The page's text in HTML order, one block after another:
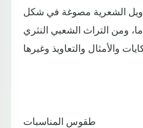
الشعرية مصوغة في شكل
ما، ومن التراث الشعبي النثري
طقوس المناسبات